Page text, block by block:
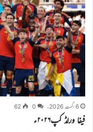
6 اگست 2026ء 0
62
فیفا ورلڈ کپ۲۰۲۶ء